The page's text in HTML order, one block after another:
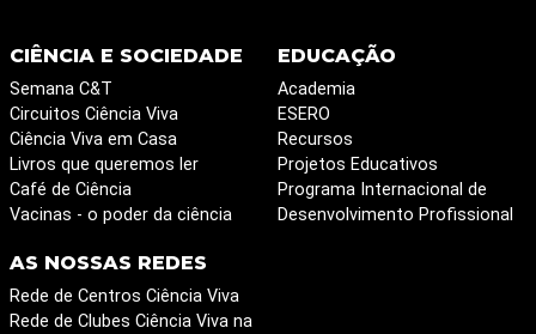
CIÊNCIA E SOCIEDADE
Semana C&T
Circuitos Ciência Viva
Ciência Viva em Casa
Livros que queremos ler
Café de Ciência
Vacinas - o poder da ciência
EDUCAÇÃO
Academia
ESERO
Recursos
Projetos Educativos
Programa Internacional de
Desenvolvimento Profissional
AS NOSSAS REDES
Rede de Centros Ciência Viva
Rede de Clubes Ciência Viva na